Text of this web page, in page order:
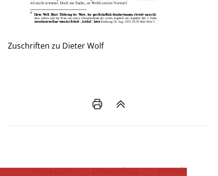
Zuschriften zu Dieter Wolf
Impressum Datenschutz Kontakt